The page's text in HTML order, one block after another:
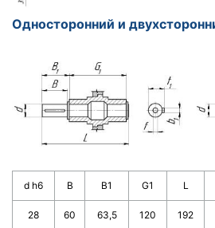
Односторонний и
d h6 B B1 G1 L
28 60 63,5 120 192